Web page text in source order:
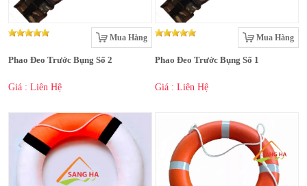
Mua Hàng
Phao Đeo Trước Bụng Số 2
Giá : Liên Hệ
Mua Hàng
Phao Đeo Trước Bụng Số 1
Giá : Liên Hệ